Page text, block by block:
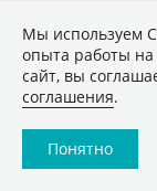
Мы используем
опыта работы
сайт, вы
соглашения.
Понятно